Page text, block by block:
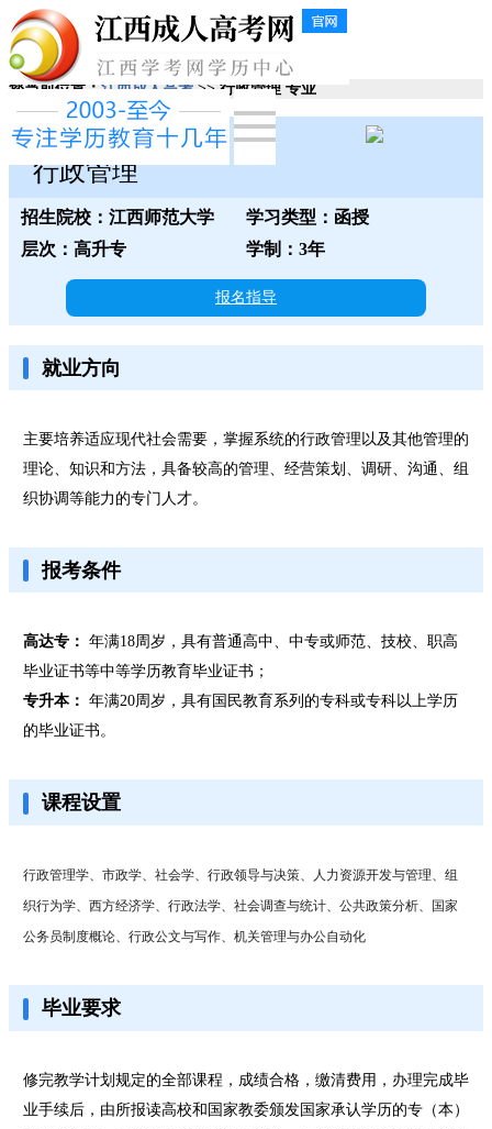
您当前位置： 江西成人高考 >> 行政管理 专业
江西师范大学
行政管理
招生院校：江西师范大学
学习类型：函授
层次：高升专
学制：3年
报名指导
就业方向
主要培养适应现代社会需要，掌握系统的行政管理以及其他管理的
理论、知识和方法，具备较高的管理、经营策划、调研、沟通、组
织协调等能力的专门人才。
报考条件
高达专： 年满18周岁，具有普通高中、中专或师范、技校、职高
毕业证书等中等学历教育毕业证书；
专升本： 年满20周岁，具有国民教育系列的专科或专科以上学历
的毕业证书。
课程设置
行政管理学、市政学、社会学、行政领导与决策、人力资源开发与管理、组
织行为学、西方经济学、行政法学、社会调查与统计、公共政策分析、国家
公务员制度概论、行政公文与写作、机关管理与办公自动化
毕业要求
修完教学计划规定的全部课程，成绩合格，缴清费用，办理完成毕
业手续后，由所报读高校和国家教委颁发国家承认学历的专（本）